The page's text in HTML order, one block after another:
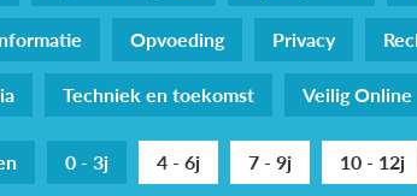
Opvoeding Privacy
Techniek en toekomst Veilig Online
0 - 3j 4 - 6j 7 - 9j 10 - 12j